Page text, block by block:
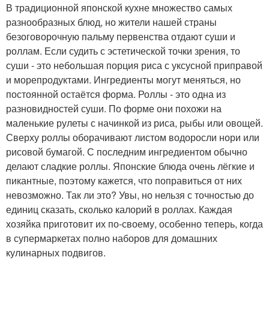
В традиционной японской кухне множество самых
разнообразных блюд, но жители нашей страны
безоговорочную пальму первенства отдают суши и
роллам. Если судить с эстетической точки зрения, то
суши - это небольшая порция риса с уксусной приправой
и морепродуктами. Ингредиенты могут меняться, но
постоянной остаётся форма. Роллы - это одна из
разновидностей суши. По форме они похожи на
маленькие рулеты с начинкой из риса, рыбы или овощей.
Сверху роллы оборачивают листом водоросли нори или
рисовой бумагой. С последним ингредиентом обычно
делают сладкие роллы. Японские блюда очень лёгкие и
пикантные, поэтому кажется, что поправиться от них
невозможно. Так ли это? Увы, но нельзя с точностью до
единиц сказать, сколько калорий в роллах. Каждая
хозяйка приготовит их по-своему, особенно теперь, когда
в супермаркетах полно наборов для домашних
кулинарных подвигов.